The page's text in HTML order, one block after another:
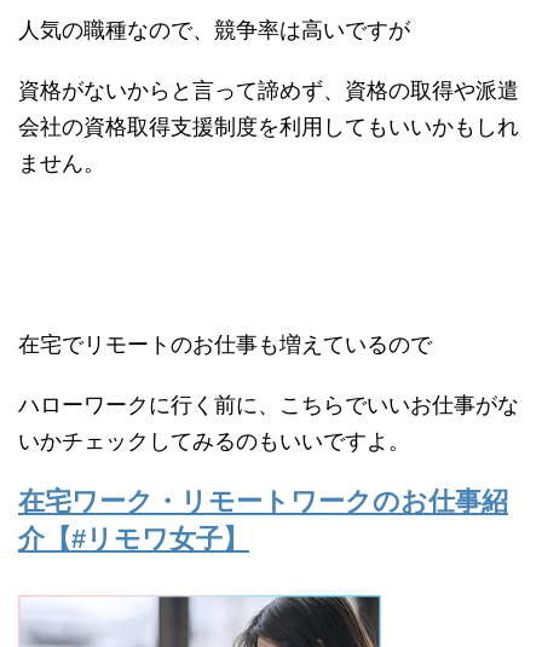
人気の職種なので、競争率は高いですが
資格がないからと言って諦めず、資格の取得や派遣
会社の資格取得支援制度を利用してもいいかもしれ
ません。
在宅でリモートのお仕事も増えているので
ハローワークに行く前に、こちらでいいお仕事がな
いかチェックしてみるのもいいですよ。
在宅ワーク・リモートワークのお仕事紹
介【#リモワ女子】